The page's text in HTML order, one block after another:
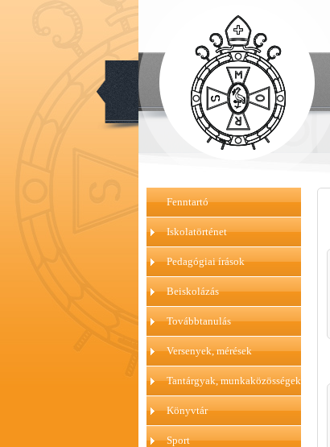
Fenntartó
Iskolatörténet
Pedagógiai írások
Beiskolázás
Továbbtanulás
Versenyek, mérések
Tantárgyak, munkaközösségek
Könyvtár
Sport